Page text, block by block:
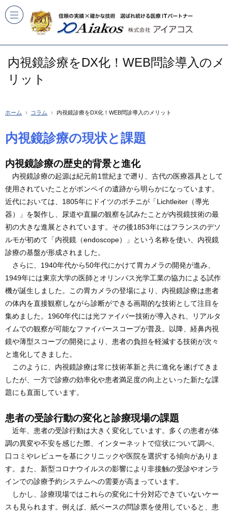
内視鏡診療をDX化！WEB問診導入のメ
リット
ホーム コラム 内視鏡診療をDX化！WEB問診導入のメリット
内視鏡診療の現状と課題
内視鏡診療の歴史的背景と進化
内視鏡診療の起源は紀元前1世紀まで遡り、古代の医療器具として
使用されていたことがポンペイの遺跡から明らかになっています。
近代においては、1805年にドイツのボチニが「Lichtleiter（導光
器）」を製作し、尿道や直腸の観察を試みたことが内視鏡技術の最
初の大きな進展とされています。その後1853年にはフランスのデソ
ルモが初めて「内視鏡（endoscope）」という名称を使い、内視鏡
診療の基盤が形成されました。
さらに、1940年代から50年代にかけて胃カメラの開発が進み、
1949年には東京大学の医師とオリンパス光学工業の協力による試作
機が誕生しました。この胃カメラの登場により、内視鏡診療は患者
の体内を直接観察しながら診断ができる画期的な技術として注目を
集めました。1960年代には光ファイバー技術が導入され、リアルタ
イムでの観察が可能なファイバースコープが普及。以降、経鼻内視
鏡や薄型スコープの開発により、患者の負担を軽減する技術が次々
と進化してきました。
このように、内視鏡診療は常に技術革新と共に進化を遂げてきま
したが、一方で診療の効率化や患者満足度の向上といった新たな課
題にも直面しています。
患者の受診行動の変化と診療現場の課題
近年、患者の受診行動は大きく変化しています。多くの患者が体
調の異変や不安を感じた際、インターネットで症状について調べ、
口コミやレビューを基にクリニックや医院を選択する傾向がありま
す。また、新型コロナウイルスの影響により非接触の受診やオンラ
インでの診療予約システムへの需要が高まっています。
しかし、診療現場ではこれらの変化に十分対応できていないケー
スも見られます。例えば、紙ベースの問診票を使用していると、患